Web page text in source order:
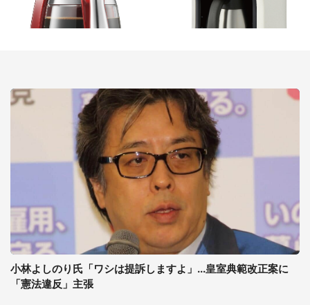
小林よしのり氏「ワシは提訴しますよ」...皇室典範改正案に
「憲法違反」主張